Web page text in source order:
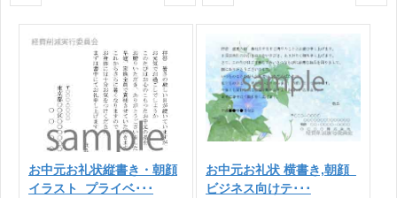
お中元お礼状縦書き・朝顔
イラスト_プライベ･･･
お中元お礼状 横書き,朝顔_
ビジネス向けテ･･･